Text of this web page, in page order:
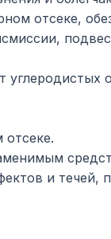
отсеке,
и течей,